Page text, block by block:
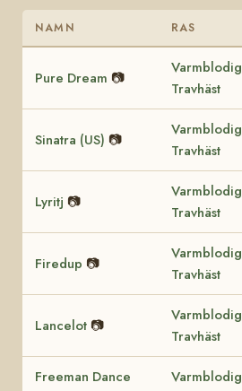
NAMN RAS
Pure Dream 📷
Varmblodig
Travhäst
Sinatra (US) 📷
Varmblodig
Travhäst
Lyritj 📷
Varmblodig
Travhäst
Firedup 📷
Varmblodig
Travhäst
Lancelot 📷
Varmblodig
Travhäst
Freeman Dance
Varmblodig